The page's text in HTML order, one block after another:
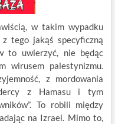
w takim wypadku
z tego jakąś specyficzną
to uwierzyć, nie będąc
wirusem palestynizmu.
z mordowania
z Hamasu i tym
To robili między
na Izrael. Mimo to,